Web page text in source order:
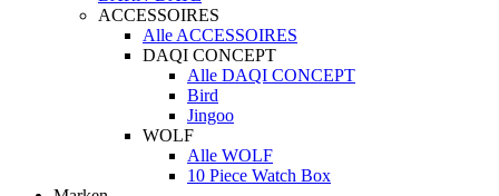
ACCESSOIRES
Alle ACCESSOIRES
DAQI CONCEPT
Alle DAQI CONCEPT
Bird
Jingoo
WOLF
Alle WOLF
10 Piece Watch Box